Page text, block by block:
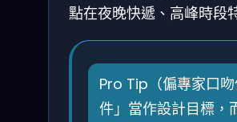
點在夜晚快遞、高峰時段
Pro Tip（偏專家口
件」當作設計目標，